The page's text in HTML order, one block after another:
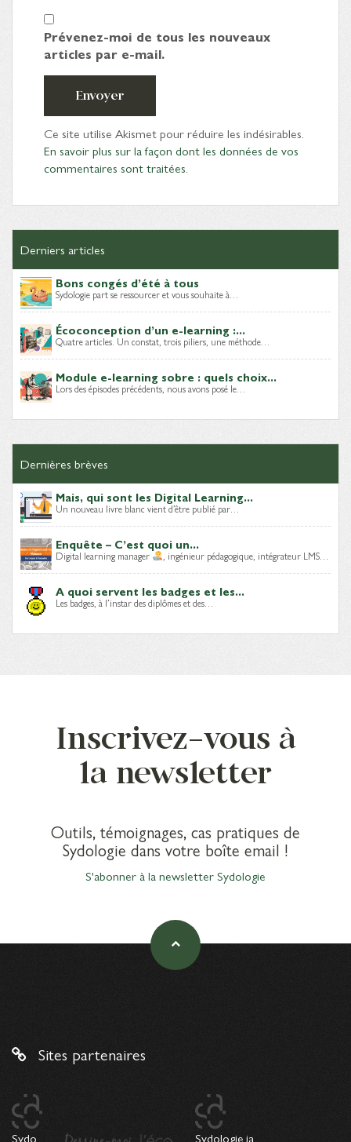
Prévenez-moi de tous les nouveaux
articles par e-mail.
Envoyer
Ce site utilise Akismet pour réduire les indésirables.
En savoir plus sur la façon dont les données de vos
commentaires sont traitées.
Derniers articles
Bons congés d’été à tous
Sydologie part se ressourcer et vous souhaite à…
Écoconception d’un e-learning :...
Quatre articles. Un constat, trois piliers, une méthode…
Module e-learning sobre : quels choix...
Lors des épisodes précédents, nous avons posé le…
Dernières brèves
Mais, qui sont les Digital Learning...
Un nouveau livre blanc vient d’être publié par…
Enquête – C’est quoi un...
Digital learning manager , ingénieur pédagogique, intégrateur LMS…
A quoi servent les badges et les...
Les badges, à l’instar des diplômes et des…
Inscrivez-vous à
la newsletter
Outils, témoignages, cas pratiques de
Sydologie dans votre boîte email !
S'abonner à la newsletter Sydologie
Sites partenaires
Sydo Sydologie.ia